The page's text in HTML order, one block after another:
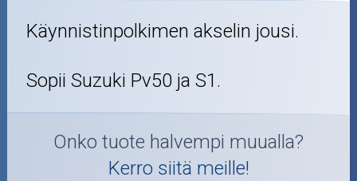
Käynnistinpolkimen akselin jousi.
Sopii Suzuki Pv50 ja S1.
Onko tuote halvempi muualla?
Kerro siitä meille!